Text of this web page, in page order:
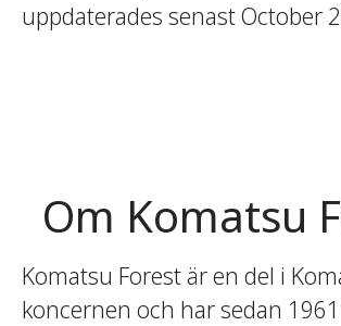
uppdaterades senast October
Om Komatsu
Komatsu Forest är en del i
koncernen och har sedan